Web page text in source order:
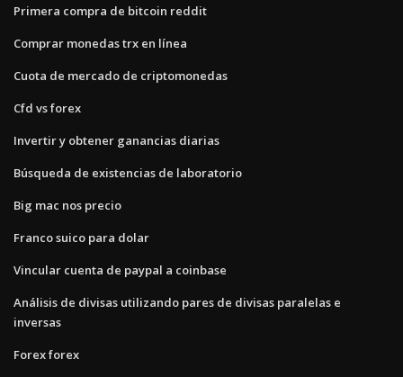
Primera compra de bitcoin reddit
Comprar monedas trx en línea
Cuota de mercado de criptomonedas
Cfd vs forex
Invertir y obtener ganancias diarias
Búsqueda de existencias de laboratorio
Big mac nos precio
Franco suico para dolar
Vincular cuenta de paypal a coinbase
Análisis de divisas utilizando pares de divisas paralelas e
inversas
Forex forex